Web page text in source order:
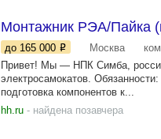
Монтажник РЭА/Пайка
до 165 000 Москва
Привет! Мы — НПК Симба,
электросамокатов.
подготовка компонентов к...
hh.ru - найдена позавчера